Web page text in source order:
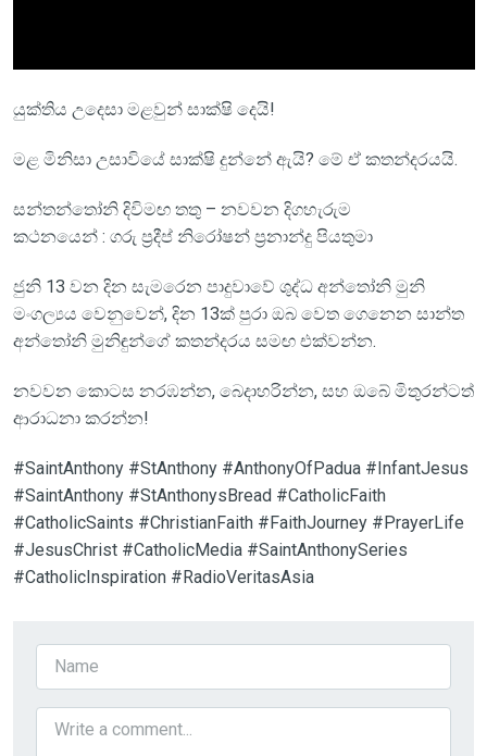
යුක්තිය උදෙසා මළවුන් සාක්ෂි දෙයි!
මළ මිනිසා උසාවියේ සාක්ෂි දුන්නේ ඇයි? මේ ඒ කතන්දරයයි.
සන්තන්තෝනි දිවිමඟ තතු – නවවන දිගහැරුම
කථනයෙන් : ගරු ප්‍රදීප් නිරෝෂන් ප්‍රනාන්දු පියතුමා
ජුනි 13 වන දින සැමරෙන පාදුවාවේ ශුද්ධ අන්තෝනි මුනි
මංගල්‍යය වෙනුවෙන්, දින 13ක් පුරා ඔබ වෙත ගෙනෙන සාන්ත
අන්තෝනි මුනිඳුන්ගේ කතන්දරය සමඟ එක්වන්න.
නවවන කොටස නරඹන්න, බෙදාහරින්න, සහ ඔබේ මිතුරන්ටත්
ආරාධනා කරන්න!
#SaintAnthony #StAnthony #AnthonyOfPadua #InfantJesus
#SaintAnthony #StAnthonysBread #CatholicFaith
#CatholicSaints #ChristianFaith #FaithJourney #PrayerLife
#JesusChrist #CatholicMedia #SaintAnthonySeries
#CatholicInspiration #RadioVeritasAsia